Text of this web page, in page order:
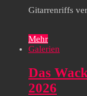
Gitarrenriffs
Mehr
Galerien
Das
2026